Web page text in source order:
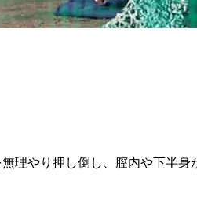
理やり押し倒し、膣内や下半身